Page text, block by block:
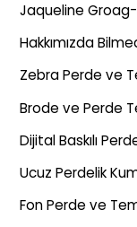
Jaqueline Groag-
Hakkımızda
Zebra Perde ve
Brode ve Perde
Dijital Baskılı
Ucuz Perdelik
Fon Perde ve